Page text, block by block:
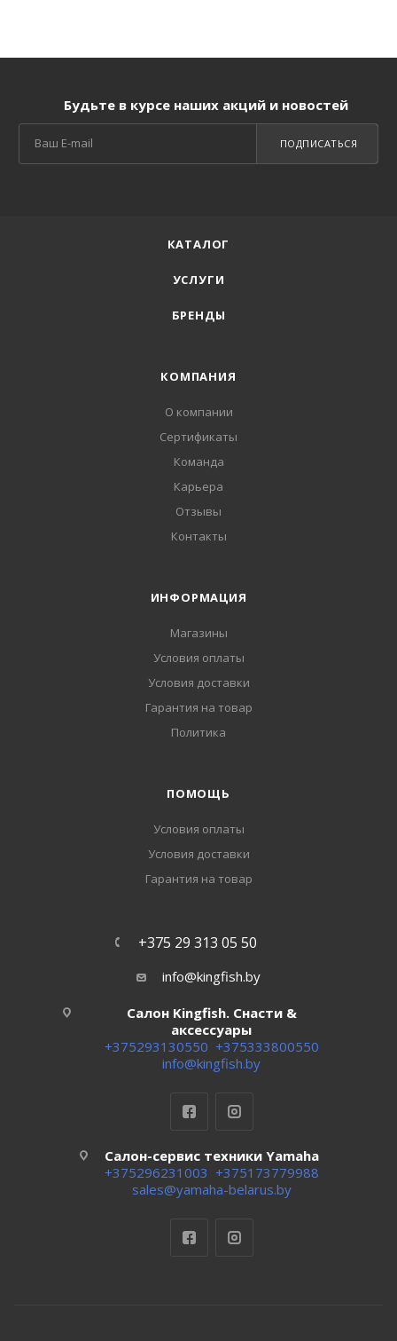
Будьте в курсе наших акций и новостей
ПОДПИСАТЬСЯ
КАТАЛОГ
УСЛУГИ
БРЕНДЫ
КОМПАНИЯ
О компании
Сертификаты
Команда
Карьера
Отзывы
Контакты
ИНФОРМАЦИЯ
Магазины
Условия оплаты
Условия доставки
Гарантия на товар
Политика
ПОМОЩЬ
Условия оплаты
Условия доставки
Гарантия на товар
+375 29 313 05 50
info@kingfish.by
Салон Kingfish. Снасти &
аксессуары
+375293130550 +375333800550
info@kingfish.by
Салон-сервис техники Yamaha
+375296231003 +375173779988
sales@yamaha-belarus.by